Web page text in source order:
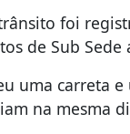
foi
de Sub Sede
uma carreta
na mesma